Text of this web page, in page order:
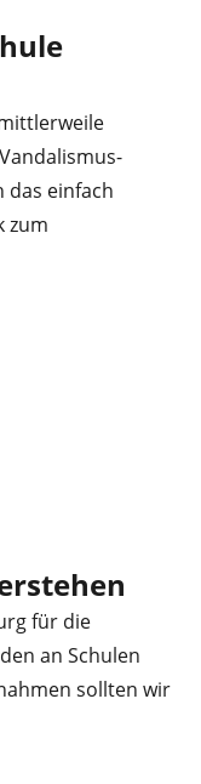
das einfach
zum
für die
an Schulen
sollten wir